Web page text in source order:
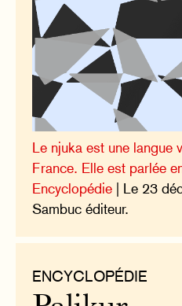
Le njuka est une langue
France. Elle est parlée
Encyclopédie | Le 23
Sambuc éditeur.
ENCYCLOPÉDIE